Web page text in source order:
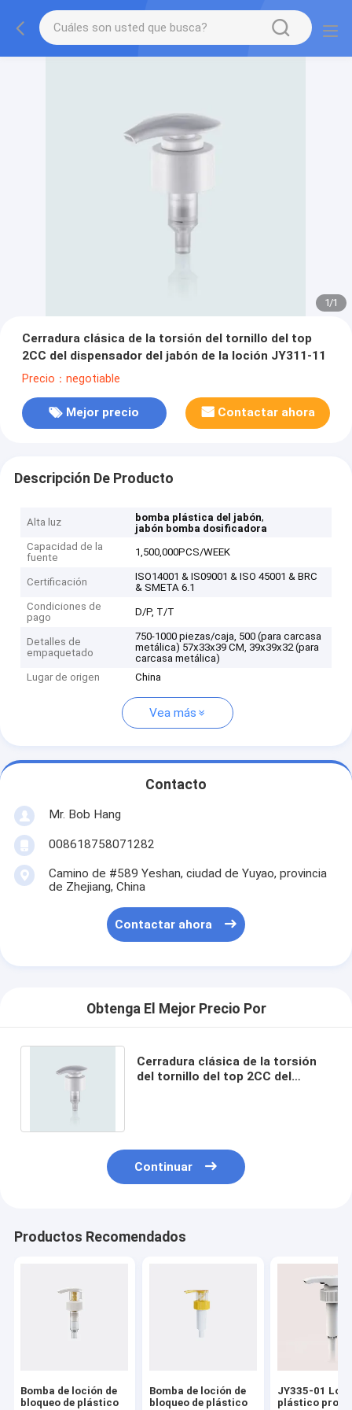
1/1
Cerradura clásica de la torsión del tornillo del top
2CC del dispensador del jabón de la loción JY311-11
Precio：negotiable
Mejor precio Contactar ahora
Descripción De Producto
Alta luz bomba plástica del jabón,
jabón bomba dosificadora
Capacidad de la
fuente
1,500,000PCS/WEEK
Certificación
ISO14001 & IS09001 & ISO 45001 & BRC
& SMETA 6.1
Condiciones de
pago
D/P, T/T
Detalles de
empaquetado
750-1000 piezas/caja, 500 (para carcasa
metálica) 57x33x39 CM, 39x39x32 (para
carcasa metálica)
Lugar de origen
China
Vea más
Contacto
Mr. Bob Hang
008618758071282
Camino de #589 Yeshan, ciudad de Yuyao, provincia
de Zhejiang, China
Contactar ahora
Obtenga El Mejor Precio Por
Cerradura clásica de la torsión
del tornillo del top 2CC del
Continuar
Productos Recomendados
Bomba de loción de
bloqueo de plástico
Bomba de loción de
bloqueo de plástico
JY335-01
plástico